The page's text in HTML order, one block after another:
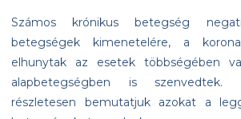
Számos krónikus betegség
betegségek kimenetelére, a
elhunytak az esetek többségében
alapbetegségben is szenvedtek.
részletesen bemutatjuk azokat a